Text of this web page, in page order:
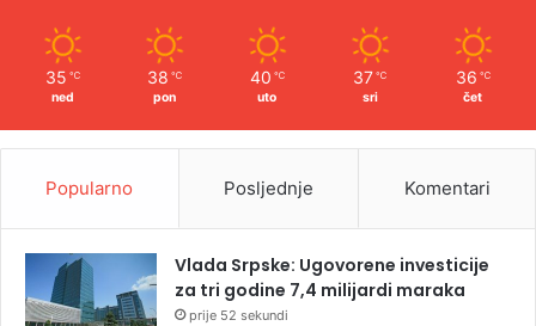
35 ℃
ned
38 ℃
pon
40 ℃
uto
37 ℃
sri
36 ℃
čet
Popularno Posljednje Komentari
Vlada Srpske: Ugovorene investicije
za tri godine 7,4 milijardi maraka
prije 52 sekundi